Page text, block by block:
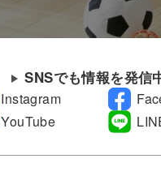
SNSでも情報を発信
Instagram
YouTube